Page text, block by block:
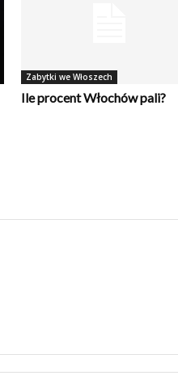
Zabytki we Włoszech
Ile procent Włochów pali?